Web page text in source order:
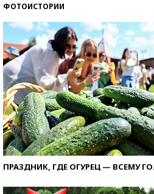
ФОТОИСТОРИИ
ПРАЗДНИК, ГДЕ ОГУРЕЦ — ВСЕМУ